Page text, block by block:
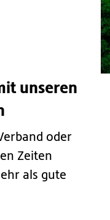
unseren
oder
Zeiten
als gute